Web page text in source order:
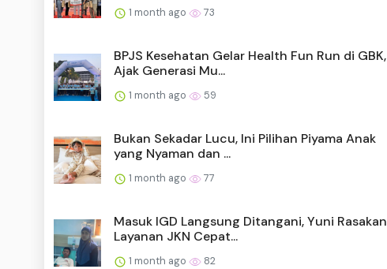
1 month ago 73
BPJS Kesehatan Gelar Health Fun Run di GBK,
Ajak Generasi Mu...
1 month ago 59
Bukan Sekadar Lucu, Ini Pilihan Piyama Anak
yang Nyaman dan ...
1 month ago 77
Masuk IGD Langsung Ditangani, Yuni Rasakan
Layanan JKN Cepat...
1 month ago 82